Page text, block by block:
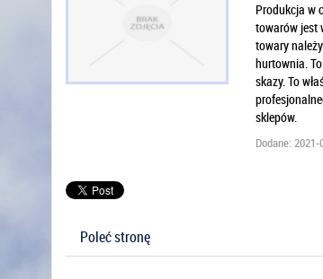
Produkcja w
towarów jest
towary
hurtownia.
skazy. To
sklepów.
Dodane: 2021-
Poleć stronę